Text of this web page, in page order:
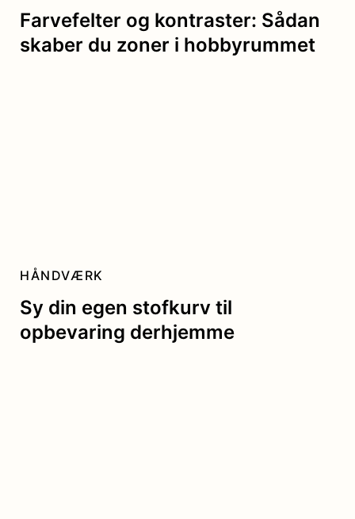
Farvefelter og kontraster: Sådan
skaber du zoner i hobbyrummet
Sy din egen stofkurv til
opbevaring derhjemme
HÅNDVÆRK